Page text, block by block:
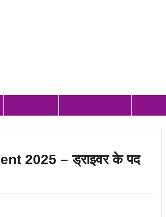
2025 – ड्राइवर के पद